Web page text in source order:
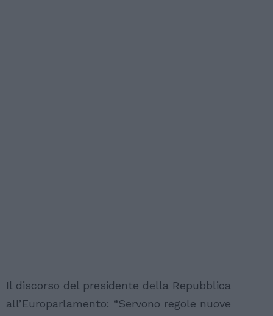
Il discorso del presidente della Repubblica
all’Europarlamento: “Servono regole nuove